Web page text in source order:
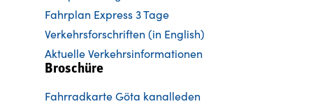
Fahrplan Express 3 Tage
Verkehrsforschriften (in English)
Aktuelle Verkehrsinformationen
Broschüre
Fahrradkarte Göta kanalleden